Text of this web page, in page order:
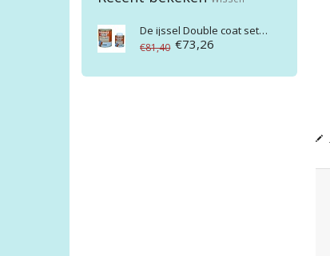
De ijssel Double coat set zijdeglans spec.kl 1/7.5kg
€81,40 €73,26